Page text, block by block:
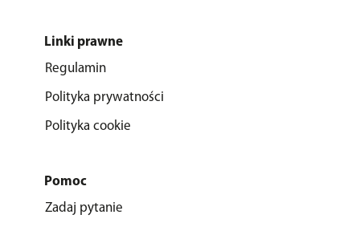
Linki prawne
Regulamin
Polityka prywatności
Polityka cookie
Pomoc
Zadaj pytanie